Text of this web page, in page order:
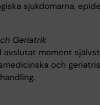
sjukdomarna,
Geriatrik
avslutat moment
och